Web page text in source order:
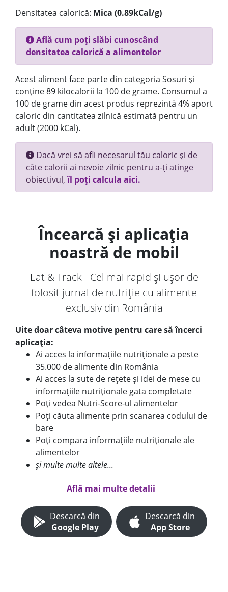
Densitatea calorică: Mica (0.89kCal/g)
Află cum poți slăbi cunoscând
densitatea calorică a alimentelor
Acest aliment face parte din categoria Sosuri și
conține 89 kilocalorii la 100 de grame. Consumul a
100 de grame din acest produs reprezintă 4% aport
caloric din cantitatea zilnică estimată pentru un
adult (2000 kCal).
Dacă vrei să afli necesarul tău caloric și de
câte calorii ai nevoie zilnic pentru a-ți atinge
obiectivul,îl poți calcula aici.
Încearcă și aplicația
noastră de mobil
Eat & Track - Cel mai rapid și ușor de
folosit jurnal de nutriție cu alimente
exclusiv din România
Uite doar câteva motive pentru care să încerci
aplicația:
Ai acces la informațiile nutriționale a peste
35.000 de alimente din România
Ai acces la sute de rețete și idei de mese cu
informațiile nutriționale gata completate
Poți vedea Nutri-Score-ul alimentelor
Poți căuta alimente prin scanarea codului de
bare
Poți compara informațiile nutriționale ale
alimentelor
și multe multe altele...
Află mai multe detalii
Descarcă din
Google Play
Descarcă din
App Store